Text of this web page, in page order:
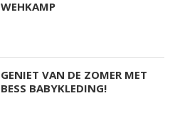
WEHKAMP
GENIET VAN DE ZOMER MET
BESS BABYKLEDING!